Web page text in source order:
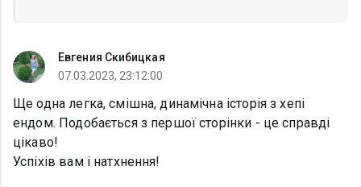
Евгения Скибицкая
07.03.2023, 23:12:00
Ще одна легка, смішна, динамічна історія з хепі
ендом. Подобається з першої сторінки - це справді
цікаво!
Успіхів вам і натхнення!